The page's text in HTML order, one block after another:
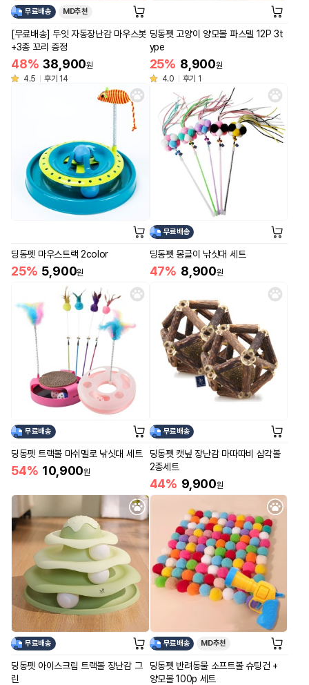
무료배송 MD추천
[무료배송] 두잇 자동장난감 마우스봇
+3종 꼬리 증정
48% 38,900원
4.5
후기 14
딩동펫 고양이 양모볼 파스텔 12P 3t
ype
25% 8,900원
4.0
후기 1
딩동펫 마우스트랙 2color
25% 5,900원
무료배송
딩동펫 몽글이 낚싯대 세트
47% 8,900원
무료배송
딩동펫 트랙볼 마쉬멜로 낚싯대 세트
54% 10,900원
무료배송
딩동펫 캣닢 장난감 마따따비 삼각볼
2종세트
44% 9,900원
무료배송
딩동펫 아이스크림 트랙볼 장난감 그
린
무료배송 MD추천
딩동펫 반려동물 소프트볼 슈팅건 +
양모볼 100p 세트